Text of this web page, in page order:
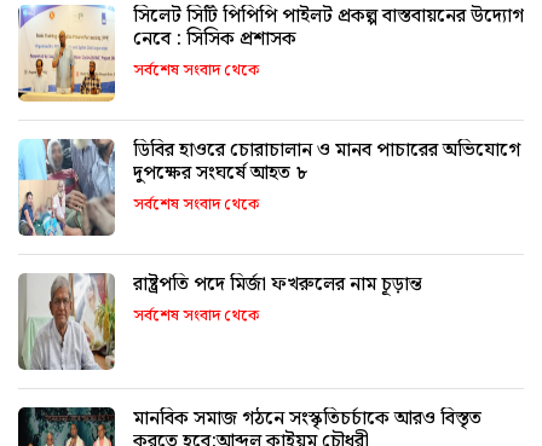
সিলেট সিটি পিপিপি পাইলট প্রকল্প বাস্তবায়নের উদ্যোগ
নেবে : সিসিক প্রশাসক
সর্বশেষ সংবাদ থেকে
ডিবির হাওরে চোরাচালান ও মানব পাচারের অভিযোগে
দুপক্ষের সংঘর্ষে আহত ৮
সর্বশেষ সংবাদ থেকে
রাষ্ট্রপতি পদে মির্জা ফখরুলের নাম চূড়ান্ত
সর্বশেষ সংবাদ থেকে
মানবিক সমাজ গঠনে সংস্কৃতিচর্চাকে আরও বিস্তৃত